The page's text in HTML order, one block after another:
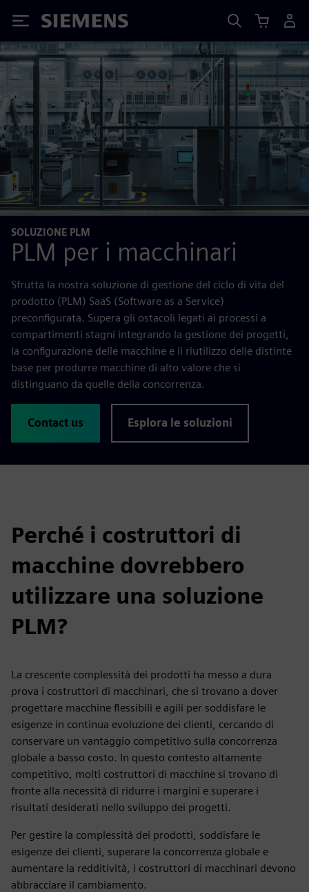
Siemens
SOLUZIONE PLM
PLM per i macchinari
Sfrutta la nostra soluzione di gestione del ciclo di vita del
prodotto (PLM) SaaS (Software as a Service)
preconfigurata. Supera gli ostacoli legati ai processi a
compartimenti stagni integrando la gestione dei progetti,
la configurazione delle macchine e il riutilizzo delle distinte
base per produrre macchine di alto valore che si
distinguano da quelle della concorrenza.
Contact us Esplora le soluzioni
Perché i costruttori di
macchine dovrebbero
utilizzare una soluzione
PLM?
La crescente complessità dei prodotti ha messo a dura
prova i costruttori di macchinari, che si trovano a dover
progettare macchine flessibili e agili per soddisfare le
esigenze in continua evoluzione dei clienti, cercando di
conservare un vantaggio competitivo sulla concorrenza
globale a basso costo. In questo contesto altamente
competitivo, molti costruttori di macchine si trovano di
fronte alla necessità di ridurre i margini e superare i
risultati desiderati nello sviluppo dei progetti.
Per gestire la complessità dei prodotti, soddisfare le
esigenze dei clienti, superare la concorrenza globale e
aumentare la redditività, i costruttori di macchinari devono
abbracciare il cambiamento.